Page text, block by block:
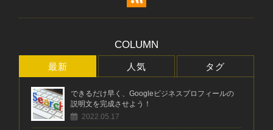
COLUMN
最新 人気 タグ
できるだけ早く、Googleビジネスプロフィールの
説明文を完成させよう！
2022.05.17